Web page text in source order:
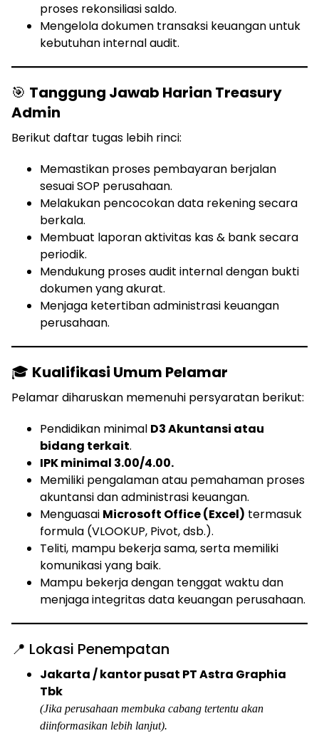
proses rekonsiliasi saldo.
Mengelola dokumen transaksi keuangan untuk
kebutuhan internal audit.
🎯 Tanggung Jawab Harian Treasury
Admin
Berikut daftar tugas lebih rinci:
Memastikan proses pembayaran berjalan
sesuai SOP perusahaan.
Melakukan pencocokan data rekening secara
berkala.
Membuat laporan aktivitas kas & bank secara
periodik.
Mendukung proses audit internal dengan bukti
dokumen yang akurat.
Menjaga ketertiban administrasi keuangan
perusahaan.
🎓 Kualifikasi Umum Pelamar
Pelamar diharuskan memenuhi persyaratan berikut:
Pendidikan minimal D3 Akuntansi atau
bidang terkait.
IPK minimal 3.00/4.00.
Memiliki pengalaman atau pemahaman proses
akuntansi dan administrasi keuangan.
Menguasai Microsoft Office (Excel) termasuk
formula (VLOOKUP, Pivot, dsb.).
Teliti, mampu bekerja sama, serta memiliki
komunikasi yang baik.
Mampu bekerja dengan tenggat waktu dan
menjaga integritas data keuangan perusahaan.
📍 Lokasi Penempatan
Jakarta / kantor pusat PT Astra Graphia
Tbk
(Jika perusahaan membuka cabang tertentu akan
diinformasikan lebih lanjut).